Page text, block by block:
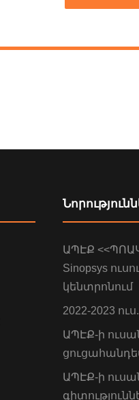
ԱՊԷՔ
Sinopsys
կենտրոնում
2022-2023
ԱՊԷՔ-ի
ԱՊԷՔ-ի